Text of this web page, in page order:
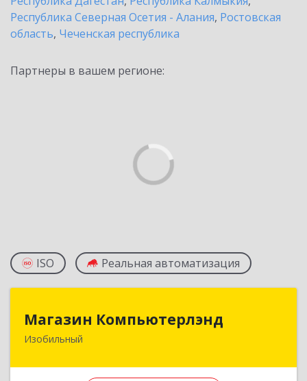
Республика Северная Осетия - Алания, Ростовская
область, Чеченская республика
Партнеры в вашем регионе:
ISO Реальная автоматизация
Магазин Компьютерлэнд
Изобильный
356140, Ставропольский край, Изобильный г,